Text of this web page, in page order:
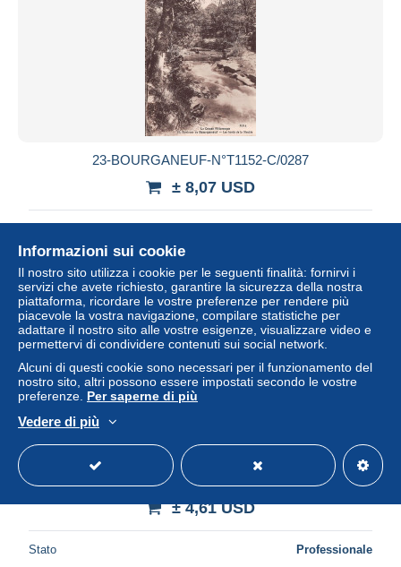
23-BOURGANEUF-N°T1152-C/0287
± 8,07 USD
Nuovo
23-BOURGANEUF-N°3735-B/0173
± 4,61 USD
Stato Professionale
Informazioni sui cookie
Il nostro sito utilizza i cookie per le seguenti finalità: fornirvi i
servizi che avete richiesto, garantire la sicurezza della nostra
piattaforma, ricordare le vostre preferenze per rendere più
piacevole la vostra navigazione, compilare statistiche per
adattare il nostro sito alle vostre esigenze, visualizzare video e
permettervi di condividere contenuti sui social network.
Alcuni di questi cookie sono necessari per il funzionamento del
nostro sito, altri possono essere impostati secondo le vostre
preferenze. Per saperne di più
Vedere di più